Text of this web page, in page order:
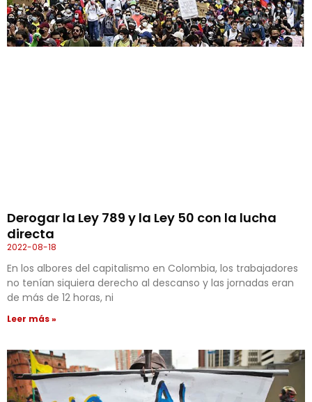
Derogar la Ley 789 y la Ley 50 con la lucha
directa
2022-08-18
En los albores del capitalismo en Colombia, los trabajadores
no tenían siquiera derecho al descanso y las jornadas eran
de más de 12 horas, ni
Leer más »